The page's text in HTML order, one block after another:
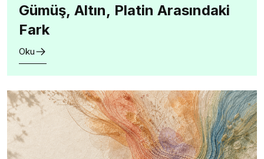
Gümüş, Altın, Platin Arasındaki
Fark
Oku